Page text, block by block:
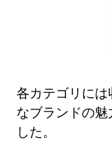
各カテゴリに
なブランドの
した。